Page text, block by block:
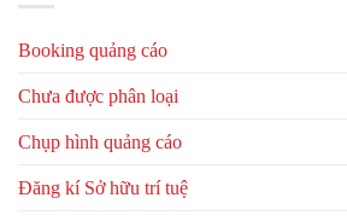
Booking quảng cáo
Chưa được phân loại
Chụp hình quảng cáo
Đăng kí Sở hữu trí tuệ